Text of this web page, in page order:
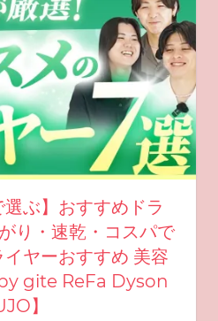
選ぶ】おすすめドラ
り・速乾・コスパで
ヤーおすすめ 美容
gite ReFa Dyson
】